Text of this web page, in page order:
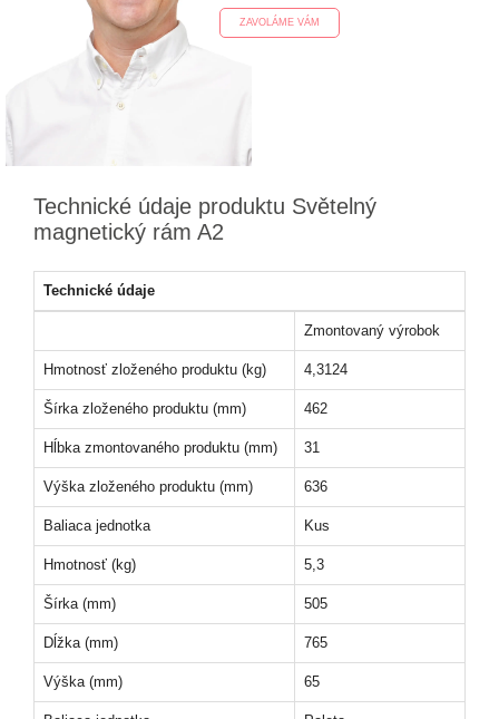
ZAVOLÁME VÁM
Technické údaje produktu Světelný
magnetický rám A2
Technické údaje
Zmontovaný výrobok
Hmotnosť zloženého produktu (kg) 4,3124
Šírka zloženého produktu (mm) 462
Hĺbka zmontovaného produktu (mm) 31
Výška zloženého produktu (mm) 636
Baliaca jednotka Kus
Hmotnosť (kg) 5,3
Šírka (mm) 505
Dĺžka (mm) 765
Výška (mm) 65